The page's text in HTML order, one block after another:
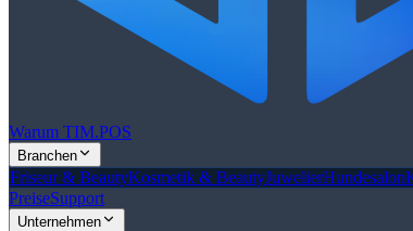
Warum TIM.POS
Branchen
Friseur & BeautyKosmetik & BeautyJuwelierHundesalon
PreiseSupport
Unternehmen